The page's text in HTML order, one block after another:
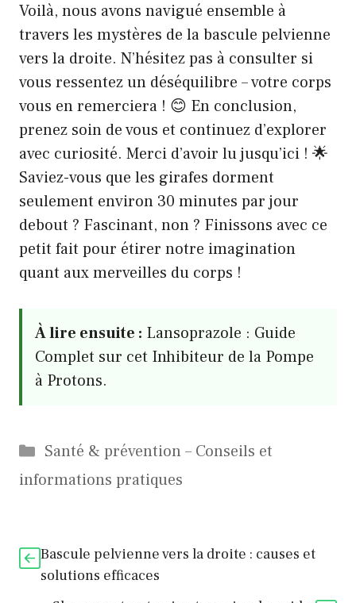
Voilà, nous avons navigué ensemble à
travers les mystères de la bascule pelvienne
vers la droite. N’hésitez pas à consulter si
vous ressentez un déséquilibre – votre corps
vous en remerciera ! 😊 En conclusion,
prenez soin de vous et continuez d’explorer
avec curiosité. Merci d’avoir lu jusqu’ici ! 🌟
Saviez-vous que les girafes dorment
seulement environ 30 minutes par jour
debout ? Fascinant, non ? Finissons avec ce
petit fait pour étirer notre imagination
quant aux merveilles du corps !
À lire ensuite : Lansoprazole : Guide
Complet sur cet Inhibiteur de la Pompe
à Protons.
Catégories
Santé & prévention – Conseils et
informations pratiques
Bascule pelvienne vers la droite : causes et
solutions efficaces